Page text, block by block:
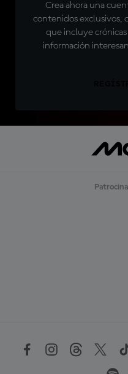
Crea ahora una
contenidos exclusivos,
que incluye
información